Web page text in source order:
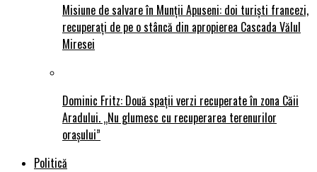
Misiune de salvare în Munții Apuseni: doi turiști francezi,
recuperați de pe o stâncă din apropierea Cascada Vălul
Miresei
Dominic Fritz: Două spații verzi recuperate în zona Căii
Aradului. „Nu glumesc cu recuperarea terenurilor
orașului”
Politică